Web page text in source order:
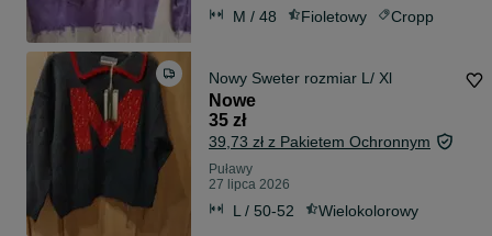
M / 48 Fioletowy Cropp
Nowy Sweter rozmiar L/ Xl
Nowe
35 zł
39,73 zł z Pakietem Ochronnym
Puławy
27 lipca 2026
L / 50-52 Wielokolorowy